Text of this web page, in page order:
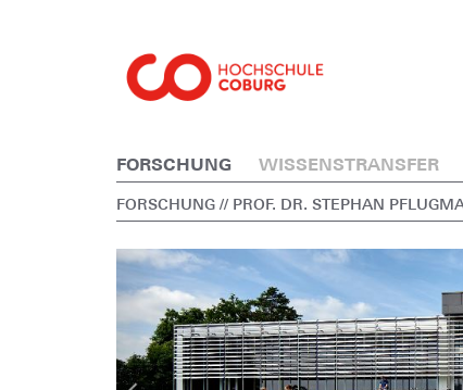
FORSCHUNG WISSENSTRANSFER
FORSCHUNG // PROF. DR. STEPHAN